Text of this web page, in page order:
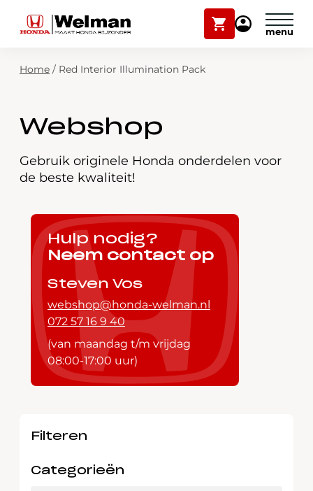
Winkelwagen
Mijn
Modellen
Over ons
Webshop
Contact
Zoekfunctie
Plan onderhoud
Mijn Honda Welman
Home / Red Interior Illumination Pack
Webshop
Gebruik originele Honda onderdelen voor
de beste kwaliteit!
Hulp nodig?
Neem contact op
Steven Vos
webshop@honda-welman.nl
072 57 16 9 40
(van maandag t/m vrijdag
08:00-17:00 uur)
Filteren
Categorieën